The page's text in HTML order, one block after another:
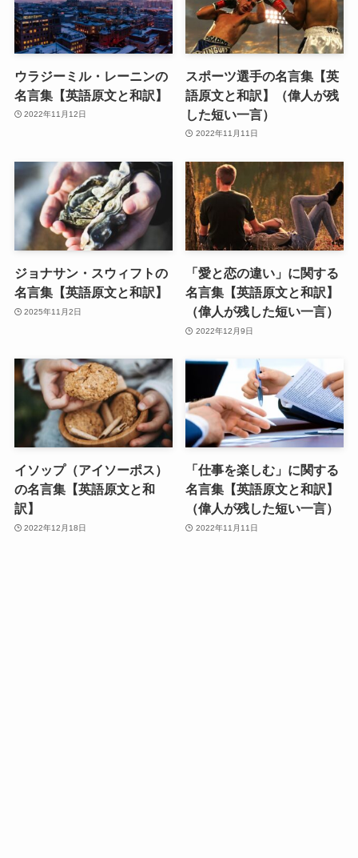
ウラジーミル・レーニンの
名言集【英語原文と和訳】
2022年11月12日
スポーツ選手の名言集【英
語原文と和訳】（偉人が残
した短い一言）
2022年11月11日
ジョナサン・スウィフトの
名言集【英語原文と和訳】
2025年11月2日
「愛と恋の違い」に関する
名言集【英語原文と和訳】
（偉人が残した短い一言）
2022年12月9日
イソップ（アイソーポス）
の名言集【英語原文と和
訳】
2022年12月18日
「仕事を楽しむ」に関する
名言集【英語原文と和訳】
（偉人が残した短い一言）
2022年11月11日